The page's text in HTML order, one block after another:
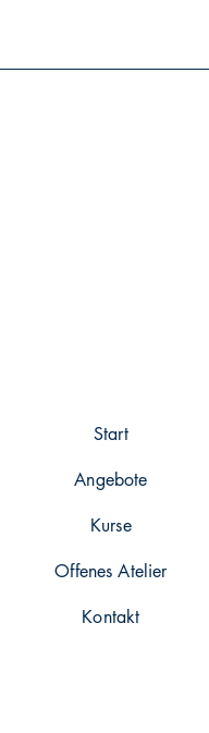
Start
Angebote
Kurse
Offenes Atelier
Kontakt